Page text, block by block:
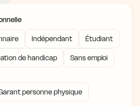
Indépendant Étudiant
de handicap
Sans emploi
personne physique